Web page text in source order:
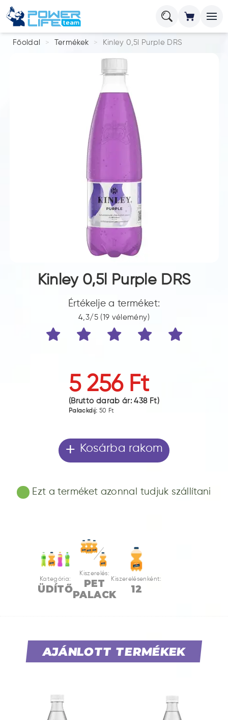
Főoldal Termékek Kinley 0,5l Purple DRS
Kinley 0,5l Purple DRS
Értékelje a terméket:
4,3/5 (19 vélemény)
5 256 Ft
(Bruttó darab ár:438 Ft)
Palackdíj: 50 Ft
+ Kosárba rakom
Ezt a terméket azonnal tudjuk szállítani
Kategória:
ÜDÍTŐ
Kiszerelés:
PET
PALACK
Kiszerelésenként:
12
AJÁNLOTT TERMÉKEK